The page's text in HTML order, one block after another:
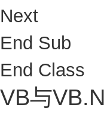
Next
End Sub
End Class
VB与